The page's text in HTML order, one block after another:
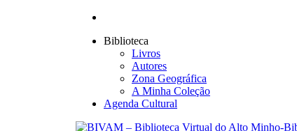
Biblioteca
Livros
Autores
Zona Geográfica
A Minha Coleção
Agenda Cultural